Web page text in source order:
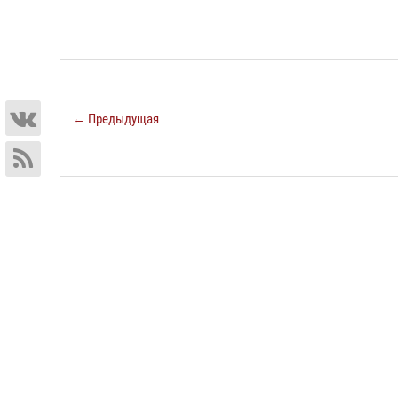
← Предыдущая